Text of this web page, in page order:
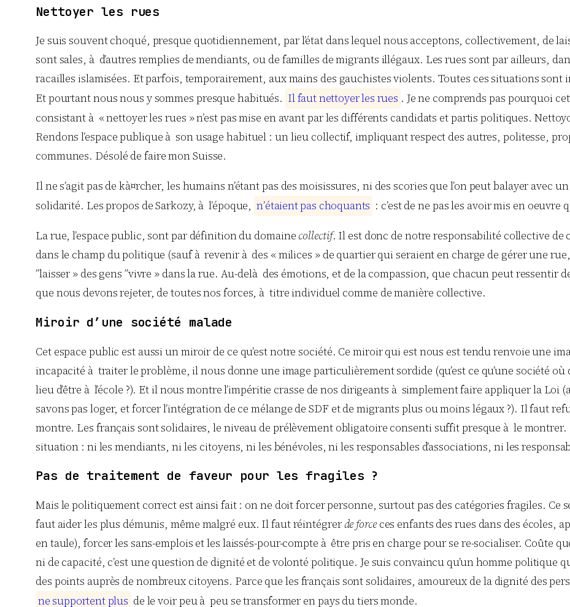
Nettoyer les rues
Je suis souvent choqué, presque quotidiennement, par l’état dans lequel nous acceptons, collectivement, de
sont sales, à d’autres remplies de mendiants, ou de familles de migrants illégaux. Les rues sont par ailleurs,
racailles islamisées. Et parfois, temporairement, aux mains des gauchistes violents. Toutes ces situations
Et pourtant nous nous y sommes presque habitués. Ilfautnettoyerles rues . Je ne comprends pas pourquoi
consistant à « nettoyer les rues » n’est pas mise en avant par les différents candidats et partis politiques.
Rendons l’espace publique à son usage habituel : un lieu collectif, impliquant respect des autres, politesse,
communes. Désolé de faire mon Suisse.
Il ne s’agit pas de kà¤rcher, les humains n’étant pas des moisissures, ni des scories que l’on peut balayer avec
solidarité. Les propos de Sarkozy, à l’époque, n’étaientpas choquants : c’est de ne pas les avoir mis en oeuvre
La rue, l’espace public, sont par définition du domaine collectif. Il est donc de notre responsabilité collective de
dans le champ du politique (sauf à revenir à des « milices » de quartier qui seraient en charge de gérer une
”laisser » des gens ”vivre » dans la rue. Au-delà des émotions, et de la compassion, que chacun peut
que nous devons rejeter, de toutes nos forces, à titre individuel comme de manière collective.
Miroir d’une société malade
Cet espace public est aussi un miroir de ce qu’est notre société. Ce miroir qui est nous est tendu renvoie une
incapacité à traiter le problème, il nous donne une image particulièrement sordide (qu’est ce qu’une société
lieu d’être à l’école ?). Et il nous montre l’impéritie crasse de nos dirigeants à simplement faire appliquer la
savons pas loger, et forcer l’intégration de ce mélange de SDF et de migrants plus ou moins légaux ?). Il faut
montre. Les français sont solidaires, le niveau de prélèvement obligatoire consenti suffit presque à le montrer.
situation : ni les mendiants, ni les citoyens, ni les bénévoles, ni les responsables d’associations, ni les
Pas de traitement de faveur pour les fragiles ?
Mais le politiquement correct est ainsi fait : on ne doit forcer personne, surtout pas des catégories fragiles. Ce
faut aider les plus démunis, même malgré eux. Il faut réintégrerde forceces enfants des rues dans des écoles,
en taule), forcer les sans-emplois et les laissés-pour-compte à être pris en charge pour se re-socialiser. Coûte
ni de capacité, c’est une question de dignité et de volonté politique. Je suis convaincu qu’un homme politique
des points auprès de nombreux citoyens. Parce que les français sont solidaires, amoureux de la dignité des
ne supportentplus de le voir peu à peu se transformer en pays du tiers monde.